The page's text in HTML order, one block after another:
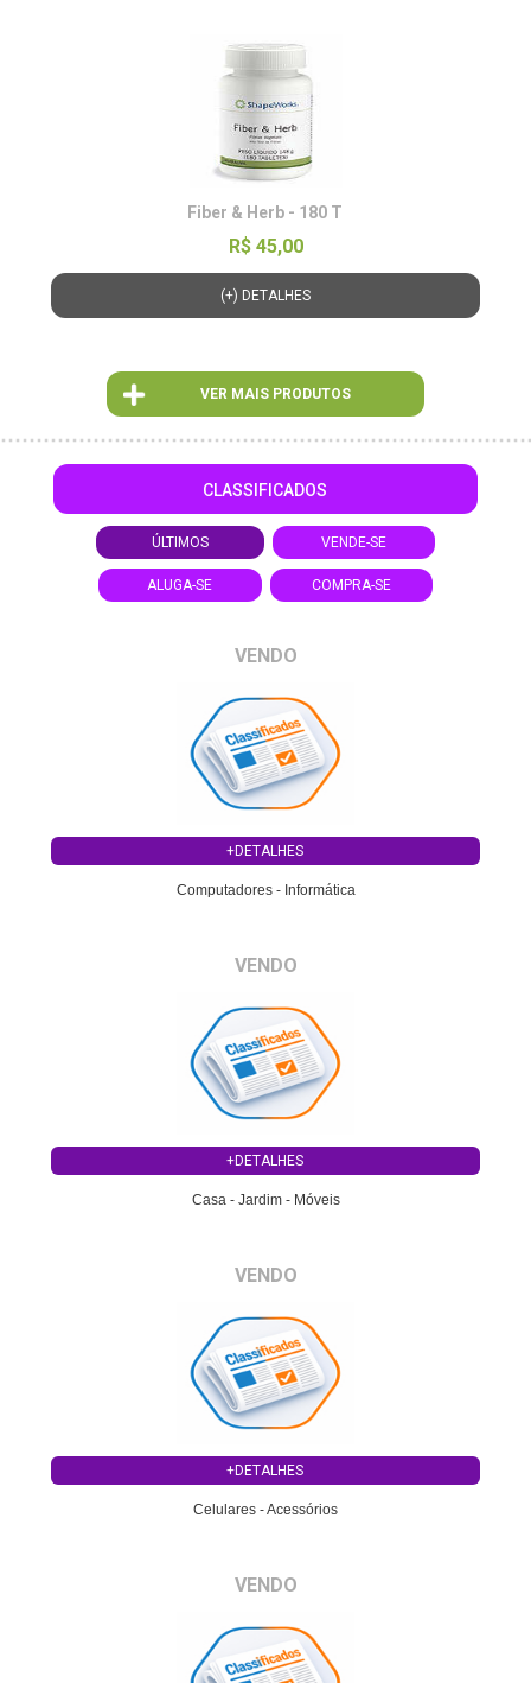
Fiber & Herb - 180 T
R$ 45,00
(+) DETALHES
VER MAIS PRODUTOS
CLASSIFICADOS
ÚLTIMOS VENDE-SE
ALUGA-SE COMPRA-SE
VENDO
+DETALHES
Computadores - Informática
VENDO
+DETALHES
Casa - Jardim - Móveis
VENDO
+DETALHES
Celulares - Acessórios
VENDO